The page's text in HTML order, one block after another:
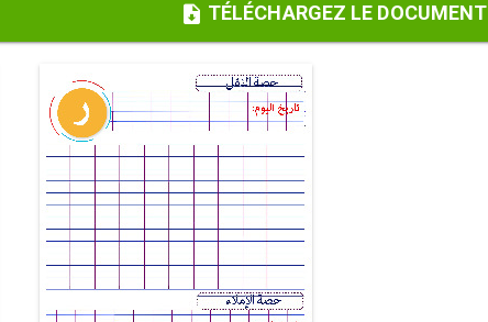
TÉLÉCHARGEZ LE DOCUMENT